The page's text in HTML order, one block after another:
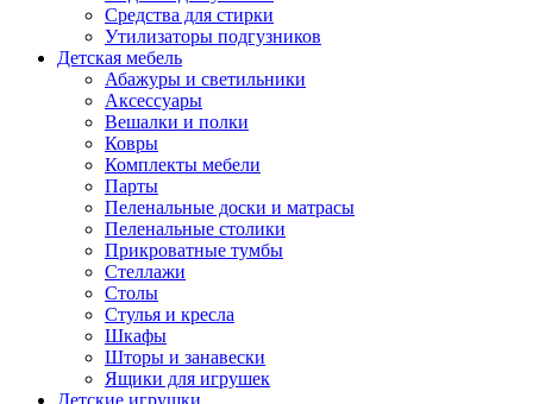
Средства для стирки
Утилизаторы подгузников
Детская мебель
Абажуры и светильники
Аксессуары
Вешалки и полки
Ковры
Комплекты мебели
Парты
Пеленальные доски и матрасы
Пеленальные столики
Прикроватные тумбы
Стеллажи
Столы
Стулья и кресла
Шкафы
Шторы и занавески
Ящики для игрушек
Детские игрушки